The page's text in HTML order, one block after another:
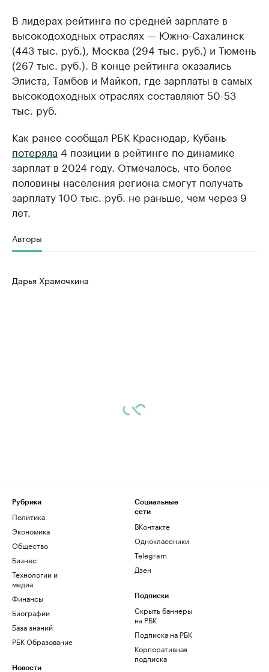
В лидерах рейтинга по средней зарплате в
высокодоходных отраслях — Южно-Сахалинск
(443 тыс. руб.), Москва (294 тыс. руб.) и Тюмень
(267 тыс. руб.). В конце рейтинга оказались
Элиста, Тамбов и Майкоп, где зарплаты в самых
высокодоходных отраслях составляют 50-53
тыс. руб.
Как ранее сообщал РБК Краснодар, Кубань
потеряла 4 позиции в рейтинге по динамике
зарплат в 2024 году. Отмечалось, что более
половины населения региона смогут получать
зарплату 100 тыс. руб. не раньше, чем через 9
лет.
Авторы
Дарья Храмочкина
Рубрики
Политика
Экономика
Общество
Бизнес
Технологии и
медиа
Финансы
Биографии
База знаний
РБК Образование
Новости
Социальные
сети
ВКонтакте
Одноклассники
Telegram
Дзен
Подписки
Скрыть баннеры
на РБК
Подписка на РБК
Корпоративная
подписка